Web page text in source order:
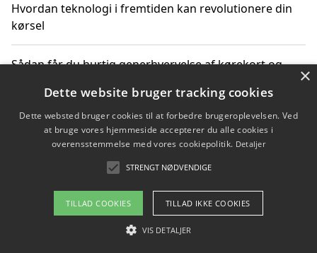
Hvordan teknologi i fremtiden kan revolutionere din
kørsel
Sådan får du hurtig generhvervelse af kørekort og
Sådan lærer du miljørigtig kørsel hos en køreskole i
Gentofte
Copyright 2026 - Pilanto Aps
Om / kontakt
×
Dette website bruger tracking cookies
Dette websted bruger cookies til at forbedre brugeroplevelsen. Ved
at bruge vores hjemmeside accepterer du alle cookies i
overensstemmelse med vores cookiepolitik. Detaljer
STRENGT NØDVENDIGE
TILLAD COOKIES TILLAD IKKE COOKIES
VIS DETALJER